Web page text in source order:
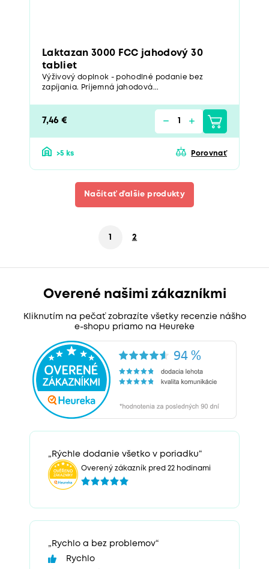
Laktazan 3000 FCC jahodový 30
tabliet
Výživový doplnok - pohodlné podanie bez
zapíjania. Príjemná jahodová...
7,46 €
>5 ks Porovnať
Načítať ďalšie produkty
1 2
Overené našimi zákazníkmi
Kliknutím na pečať zobrazíte všetky recenzie nášho
e-shopu priamo na Heureke
„Rýchle dodanie všetko v poriadku“
Overený zákazník pred 22 hodinami
„Rychlo a bez problemov“
Rychlo